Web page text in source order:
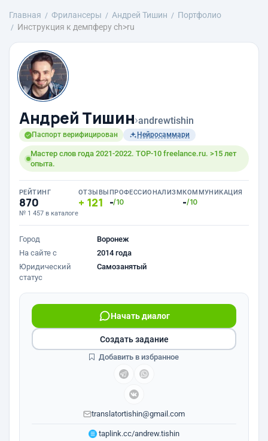
Главная Фрилансеры Андрей Тишин
Портфолио
Инструкция к демпферу ch>ru
Андрей Тишин›andrewtishin
Паспорт верифицирован Нейросаммари
Мастер слов года 2021-2022. TOP-10 freelance.ru. >15 лет
опыта.
РЕЙТИНГ
870
№ 1 457 в каталоге
ОТЗЫВЫ
121
ПРОФЕССИОНАЛИЗМ
-/10
КОММУНИКАЦИЯ
-/10
Город
Воронеж
На сайте с
2014 года
Юридический
статус
Самозанятый
Начать диалог
translatortishin@gmail.com
taplink.cc/andrew.tishin
Создать задание
Добавить в избранное